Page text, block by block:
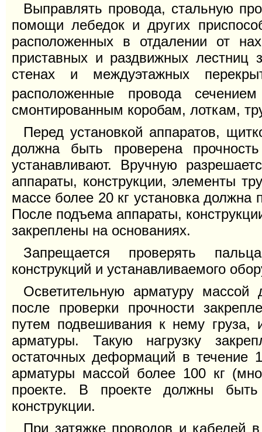
Выправлять провода, стальную
помощи лебедок и других
расположенных в отдалении от
приставных и раздвижных лестниц
стенах и междуэтажных
расположенные провода
смонтированным коробам, лоткам,
Перед установкой аппаратов,
должна быть проверена
устанавливают. Вручную
аппараты, конструкции, элементы
массе более 20 кг установка
После подъема аппараты,
закреплены на основаниях.
Запрещается проверять
конструкций и устанавливаемого
Осветительную арматуру массой
после проверки прочности
путем подвешивания к нему груза,
арматуры. Такую нагрузку
остаточных деформаций в течение
арматуры массой более 100 кг
проекте. В проекте должны
конструкции.
При затяжке проводов и кабелей